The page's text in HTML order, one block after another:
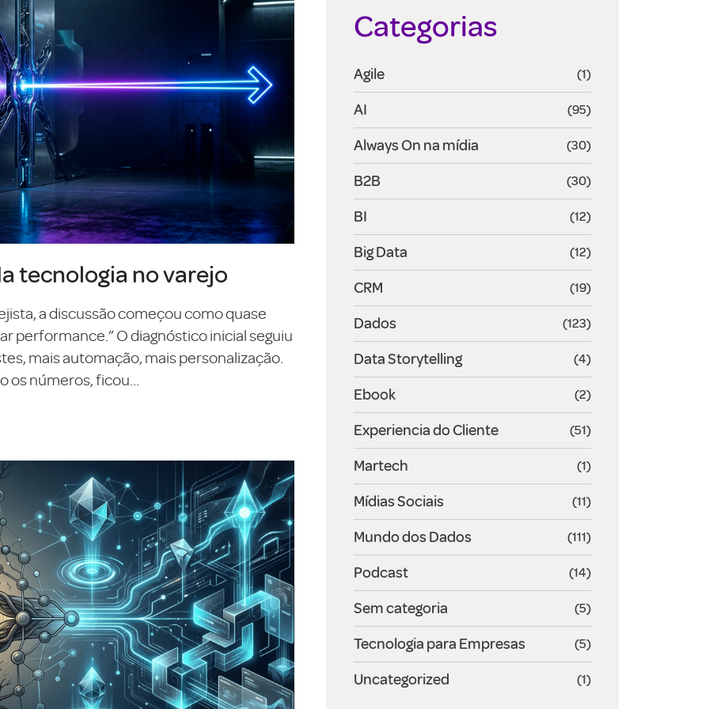
tecnologia no varejo
a discussão começou como quase
performance.” O diagnóstico inicial seguiu
mais automação, mais personalização.
os números, ficou...
Categorias
Agile (1)
AI (95)
Always On na mídia (30)
B2B (30)
BI (12)
Big Data (12)
CRM (19)
Dados (123)
Data Storytelling (4)
Ebook (2)
Experiencia do Cliente (51)
Martech (1)
Mídias Sociais (11)
Mundo dos Dados (111)
Podcast (14)
Sem categoria (5)
Tecnologia para Empresas (5)
Uncategorized (1)